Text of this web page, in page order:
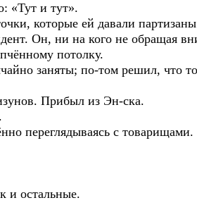
«Тут и тут».
которые ей давали
Он, ни на кого не обращая
потолку.
заняты; по-том решил, что
Прибыл из Эн-ска.
переглядываясь с товарищами.
и остальные.